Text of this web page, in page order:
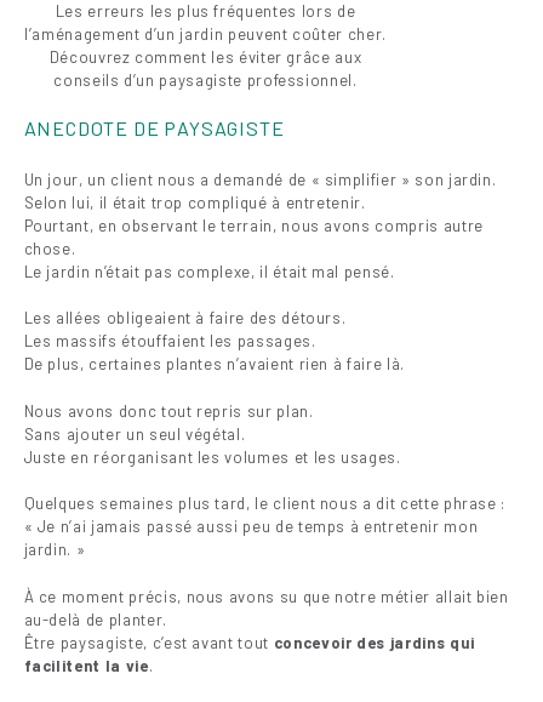
Les erreurs les plus fréquentes lors de
l’aménagement d’un jardin peuvent coûter cher.
Découvrez comment les éviter grâce aux
conseils d’un paysagiste professionnel.
ANECDOTE DE PAYSAGISTE
Un jour, un client nous a demandé de « simplifier » son jardin.
Selon lui, il était trop compliqué à entretenir.
Pourtant, en observant le terrain, nous avons compris autre
chose.
Le jardin n’était pas complexe, il était mal pensé.
Les allées obligeaient à faire des détours.
Les massifs étouffaient les passages.
De plus, certaines plantes n’avaient rien à faire là.
Nous avons donc tout repris sur plan.
Sans ajouter un seul végétal.
Juste en réorganisant les volumes et les usages.
Quelques semaines plus tard, le client nous a dit cette phrase :
« Je n’ai jamais passé aussi peu de temps à entretenir mon
jardin. »
À ce moment précis, nous avons su que notre métier allait bien
au-delà de planter.
Être paysagiste, c’est avant tout concevoir des jardins qui
facilitent la vie.